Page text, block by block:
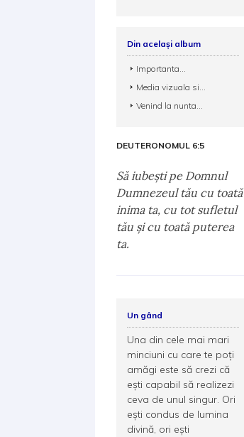
Din același album
Importanta...
Media vizuala si...
Venind la nunta...
DEUTERONOMUL 6:5
Să iubeşti pe Domnul
Dumnezeul tău cu toată
inima ta, cu tot sufletul
tău şi cu toată puterea
ta.
Un gând
Una din cele mai mari
minciuni cu care te poţi
amăgi este să crezi că
eşti capabil să realizezi
ceva de unul singur. Ori
eşti condus de lumina
divină, ori eşti